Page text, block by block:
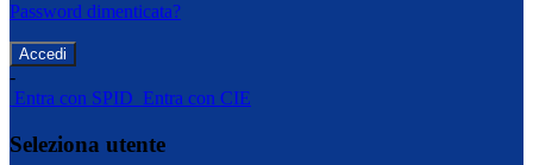
Password dimenticata?
-
Entra con SPID Entra con CIE
Seleziona utente